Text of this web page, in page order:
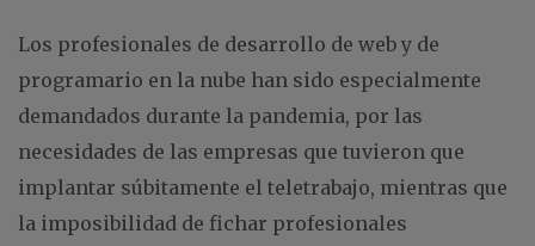
Los profesionales de desarrollo de web y de
programario en la nube han sido especialmente
demandados durante la pandemia, por las
necesidades de las empresas que tuvieron que
implantar súbitamente el teletrabajo, mientras que
la imposibilidad de fichar profesionales